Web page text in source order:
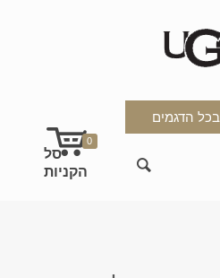
הדגמים
0